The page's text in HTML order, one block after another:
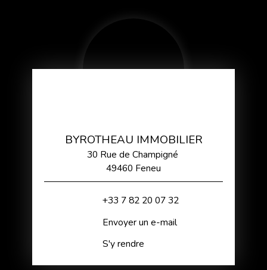
BYROTHEAU IMMOBILIER
30 Rue de Champigné
49460 Feneu
+33 7 82 20 07 32
Envoyer un e-mail
S'y rendre